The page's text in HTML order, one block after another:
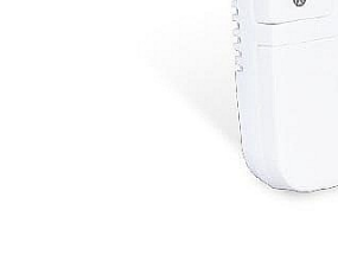
POMPE DE CALDURA SOL-APA
TERMOSTATE DE AMBIENT -